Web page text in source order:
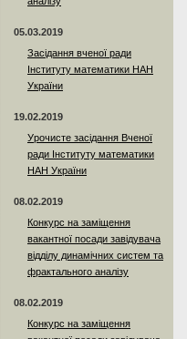
05.03.2019
Засідання вченої ради
Інституту математики НАН
України
19.02.2019
Урочисте засідання Вченої
ради Інституту математики
НАН України
08.02.2019
Конкурс на заміщення
вакантної посади завідувача
відділу динамічних систем та
фрактального аналізу
08.02.2019
Конкурс на заміщення